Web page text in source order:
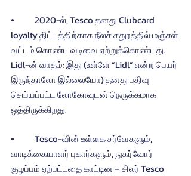
⦁	2020-ல், Tesco தனது Clubcard
loyalty திட்டத்திற்காக நீலச் சதுரத்தில் மஞ்சள்
வட்டம் கொண்ட வடிவை ஏற்றுக்கொண்டது.
Lidl-ன் வாதம்: இது (உள்ளே “Lidl” என்ற பெயர்
இருந்தாலோ இல்லையோ) தனது பதிவு
செய்யப்பட்ட லோகோவுடன் நெருக்கமாக
ஒத்திருக்கிறது.
⦁	Tesco-வின் உள்ளக சர்வேகளும்,
வாடிக்கையாளர் புகார்களும், நுகர்வோர்
குழப்பம் ஏற்பட்டதை காட்டின – சிலர் Tesco